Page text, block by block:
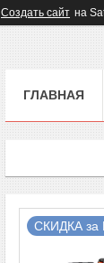
Создать сайт на
ГЛАВНАЯ
СКИДКА за